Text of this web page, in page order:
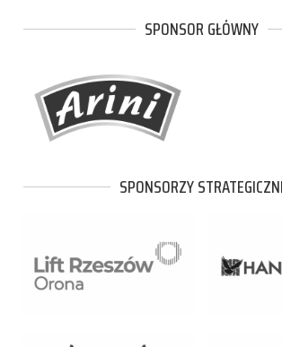
SPONSOR GŁÓWNY
SPONSORZY STRATEGICZNI